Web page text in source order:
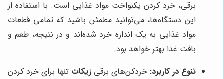
برقی، خرد کردن یکنواخت مواد غذایی است. با استفاده از
این دستگاه‌ها، می‌توانید مطمئن باشید که تمامی قطعات
مواد غذایی به یک اندازه خرد شده‌اند و در نتیجه، طعم و
بافت غذا بهتر خواهد بود.
تنوع در کاربرد: خردکن‌های برقی زیکات تنها برای خرد کردن